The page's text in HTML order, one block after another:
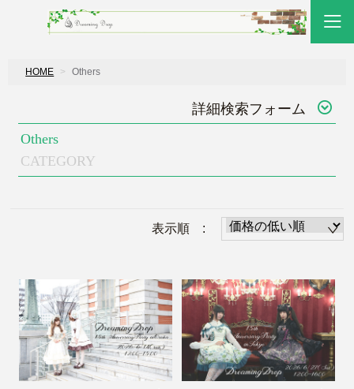
HOME Others
詳細検索フォーム
CATEGORY
Others
表示順 :